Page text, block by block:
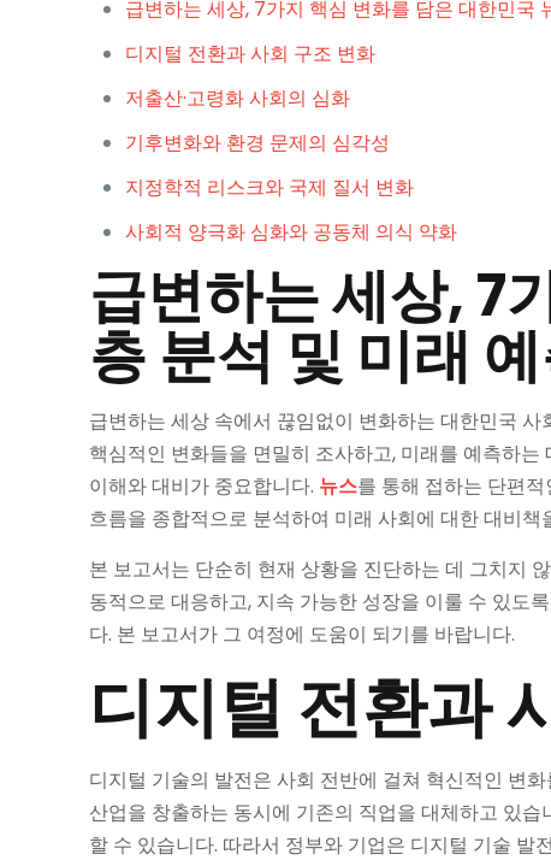
급변하는 세상, 7가지 핵심 변화를 담은 대한민국
디지털 전환과 사회 구조 변화
저출산·고령화 사회의 심화
기후변화와 환경 문제의 심각성
지정학적 리스크와 국제 질서 변화
사회적 양극화 심화와 공동체 의식 약화
급변하는 세상, 7
층 분석 및 미래
급변하는 세상 속에서 끊임없이 변화하는 대한민국
핵심적인 변화들을 면밀히 조사하고, 미래를 예측하
이해와 대비가 중요합니다. 뉴스를 통해 접하는 단편
흐름을 종합적으로 분석하여 미래 사회에 대한 대비책
본 보고서는 단순히 현재 상황을 진단하는 데 그치지
동적으로 대응하고, 지속 가능한 성장을 이룰 수 있도
다. 본 보고서가 그 여정에 도움이 되기를 바랍니다.
디지털 전환과
디지털 기술의 발전은 사회 전반에 걸쳐 혁신적인 변
산업을 창출하는 동시에 기존의 직업을 대체하고 있
할 수 있습니다. 따라서 정부와 기업은 디지털 기술